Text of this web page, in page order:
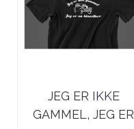
JEG ER IKKE
GAMMEL, JEG ER